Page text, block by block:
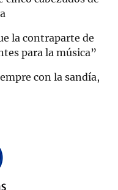
la contraparte de
para la música”
con la sandía,